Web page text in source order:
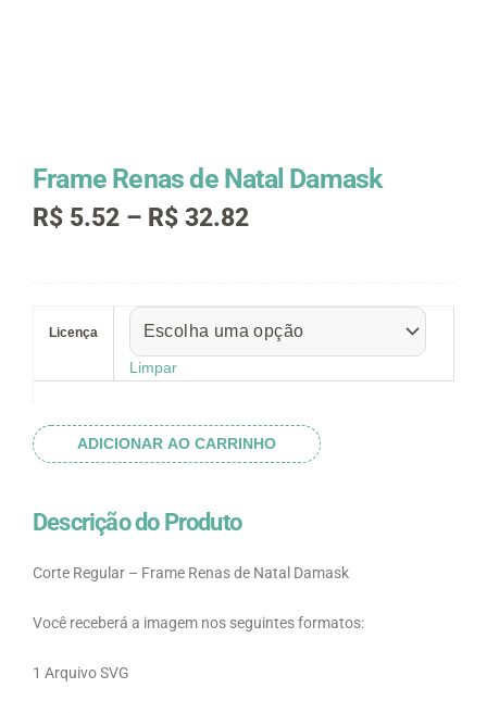
Frame Renas de Natal Damask
R$ 5.52 – R$ 32.82Faixa
através
R$ 32.82
Licença
Limpar
ADICIONAR AO CARRINHO
Descrição do Produto
Corte Regular – Frame Renas de Natal Damask
Você receberá a imagem nos seguintes formatos:
1 Arquivo SVG